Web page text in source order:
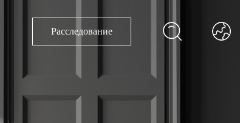
Расследование